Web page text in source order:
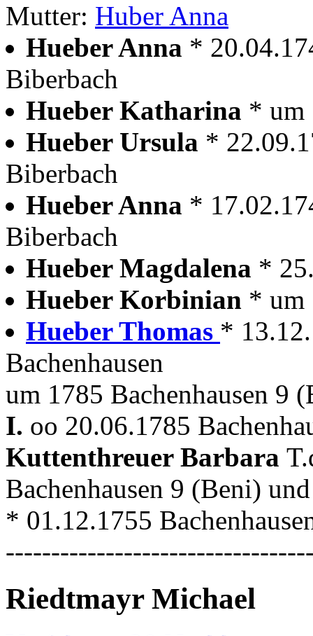
Mutter: Huber Anna
Hueber Anna *
Biberbach
Hueber Katharina * um
Hueber Ursula *
Biberbach
Hueber Anna *
Biberbach
Hueber Magdalena *
Hueber Korbinian * um
Hueber Thomas *
Bachenhausen
um 1785 Bachenhausen 9
I. oo 20.06.1785
Kuttenthreuer Barbara
Bachenhausen 9 (Beni)
* 01.12.1755
Riedtmayr Michael